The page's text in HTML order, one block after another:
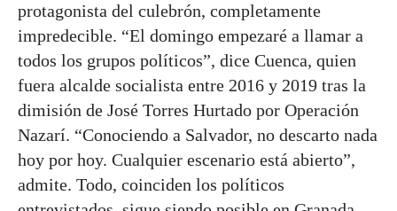
protagonista del culebrón, completamente
impredecible. “El domingo empezaré a llamar a
todos los grupos políticos”, dice Cuenca, quien
fuera alcalde socialista entre 2016 y 2019 tras la
dimisión de José Torres Hurtado por Operación
Nazarí. “Conociendo a Salvador, no descarto nada
hoy por hoy. Cualquier escenario está abierto”,
admite. Todo, coinciden los políticos